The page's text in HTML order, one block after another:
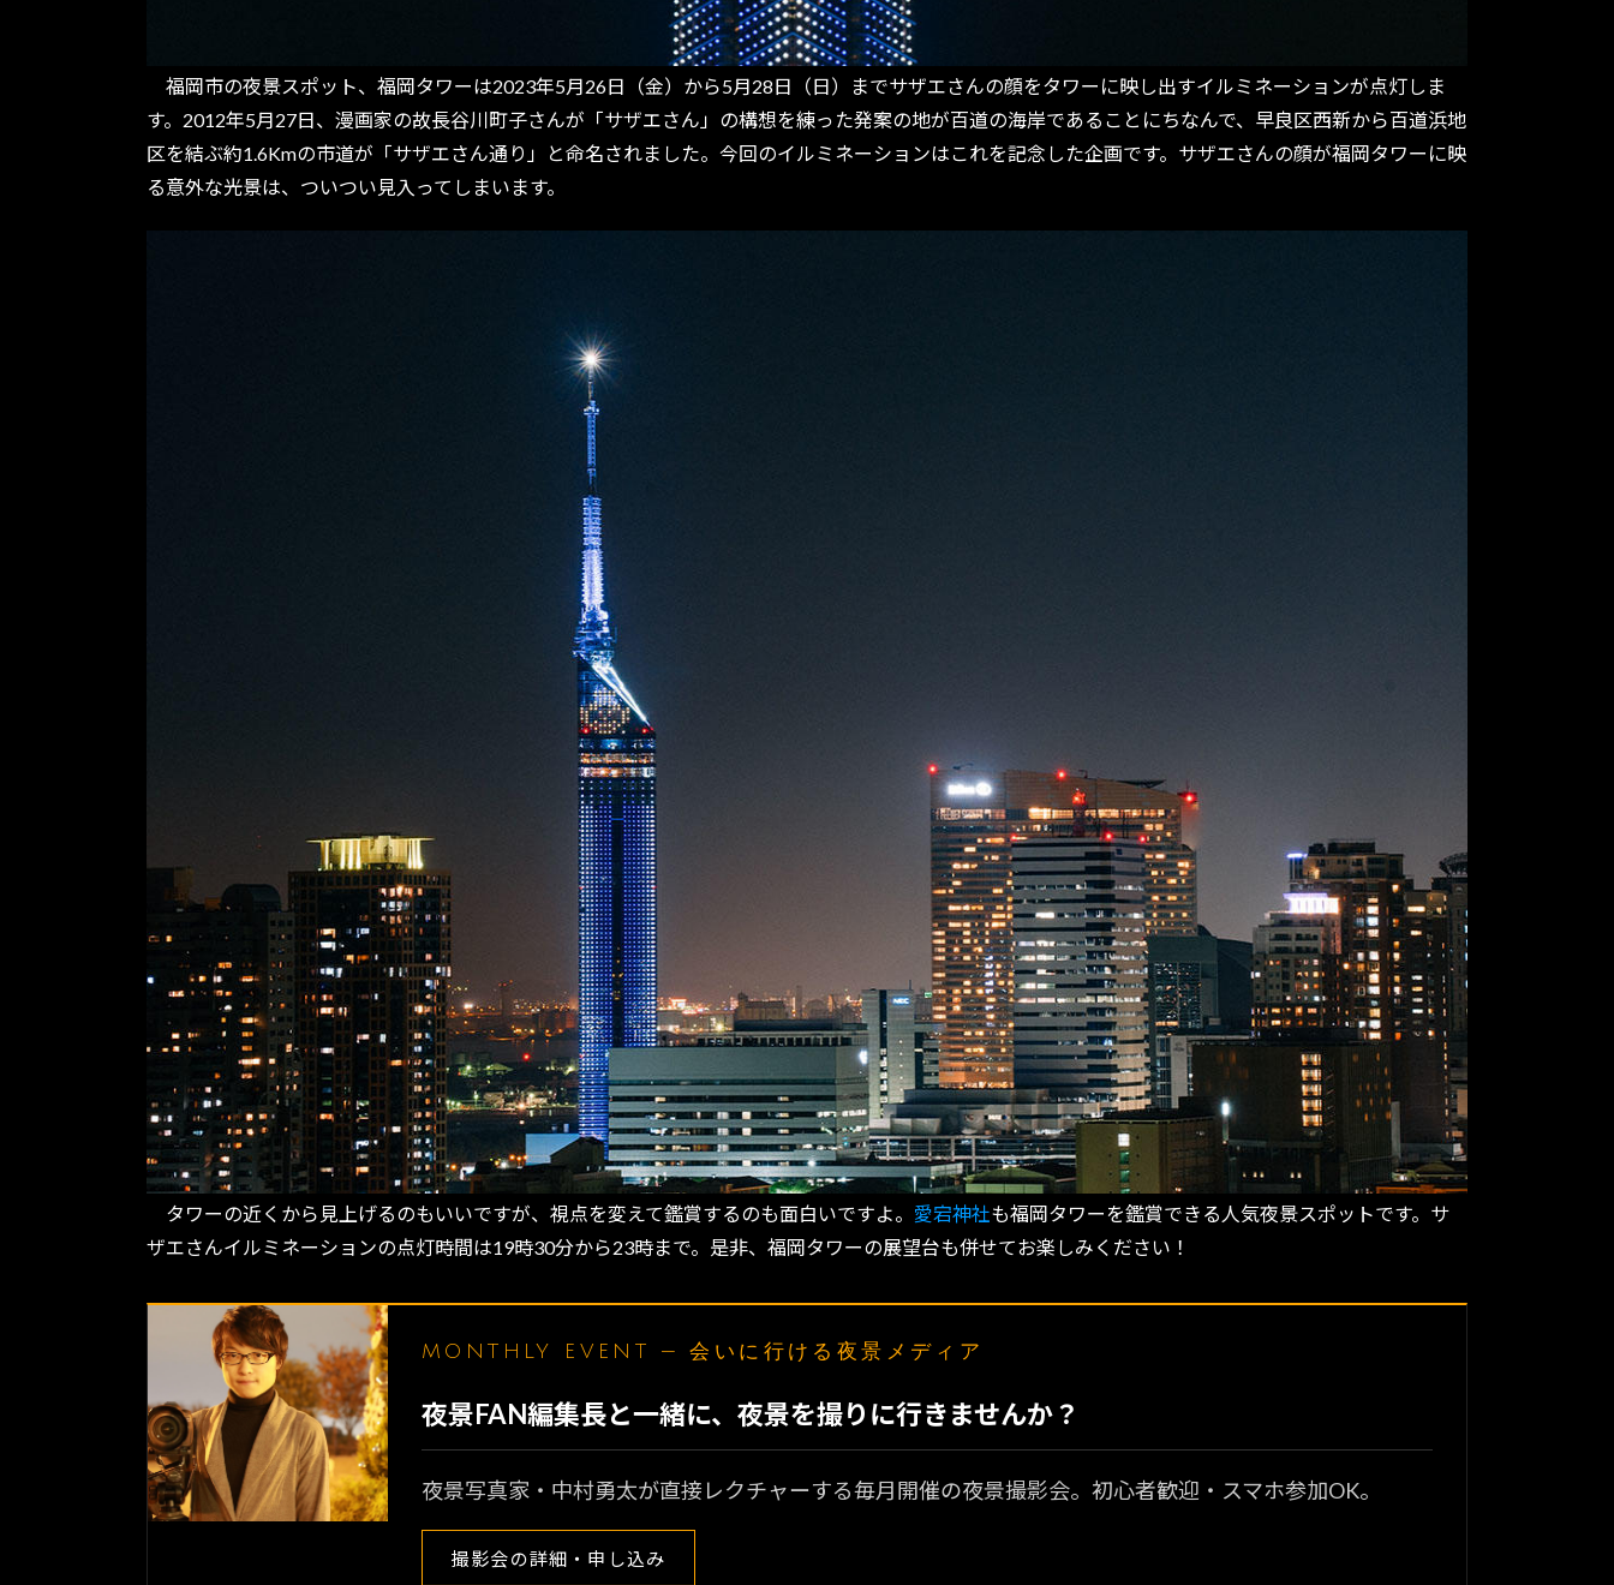
福岡市の夜景スポット、福岡タワーは2023年5月26日（金）から5月28日（日）までサザエさんの顔をタワーに映し出すイルミネーションが点灯しま
す。2012年5月27日、漫画家の故長谷川町子さんが「サザエさん」の構想を練った発案の地が百道の海岸であることにちなんで、早良区西新から百道浜地
区を結ぶ約1.6Kmの市道が「サザエさん通り」と命名されました。今回のイルミネーションはこれを記念した企画です。サザエさんの顔が福岡タワーに映
る意外な光景は、ついつい見入ってしまいます。
タワーの近くから見上げるのもいいですが、視点を変えて鑑賞するのも面白いですよ。 愛宕神社も福岡タワーを鑑賞できる人気夜景スポットです。サ
ザエさんイルミネーションの点灯時間は19時30分から23時まで。是非、福岡タワーの展望台も併せてお楽しみください！
MONTHLY EVENT — 会いに行ける夜景メディア
夜景FAN編集長と一緒に、夜景を撮りに行きませんか？
夜景写真家・中村勇太が直接レクチャーする毎月開催の夜景撮影会。初心者歓迎・スマホ参加OK。
撮影会の詳細・申し込み